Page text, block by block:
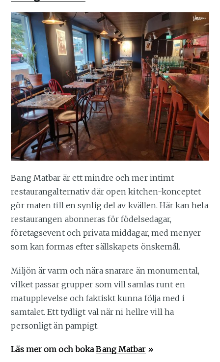
Bang Matbar är ett mindre och mer intimt
restaurangalternativ där open kitchen-konceptet
gör maten till en synlig del av kvällen. Här kan hela
restaurangen abonneras för födelsedagar,
företagsevent och privata middagar, med menyer
som kan formas efter sällskapets önskemål.
Miljön är varm och nära snarare än monumental,
vilket passar grupper som vill samlas runt en
matupplevelse och faktiskt kunna följa med i
samtalet. Ett tydligt val när ni hellre vill ha
personligt än pampigt.
Läs mer om och bokaBang Matbar»